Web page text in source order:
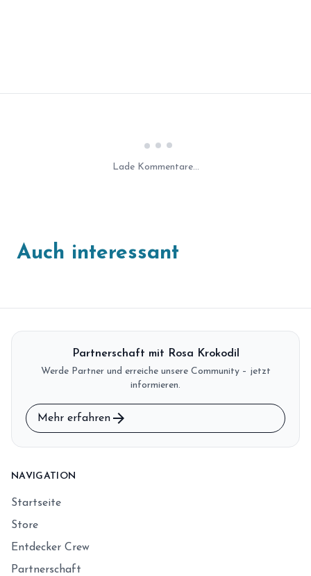
Lade Kommentare...
Auch interessant
Partnerschaft mit Rosa Krokodil
Werde Partner und erreiche unsere Community – jetzt
informieren.
Mehr erfahren arrow_forward
NAVIGATION
Startseite
Store
Entdecker Crew
Partnerschaft